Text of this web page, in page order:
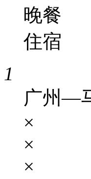
晚餐
住宿
1
广州—
×
×
×